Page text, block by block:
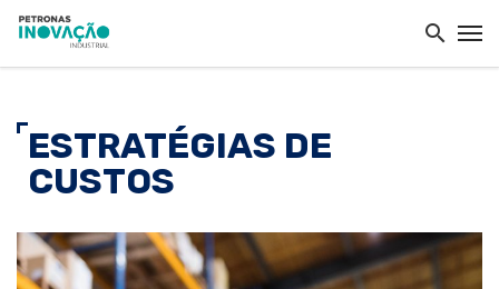
ESTRATÉGIAS DE
CUSTOS